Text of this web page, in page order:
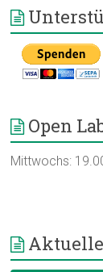
Open
Mittwochs: